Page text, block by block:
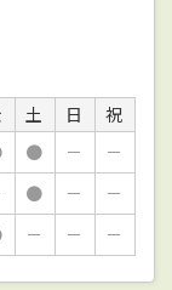
土 日
祝
● －
－
● －
－
－ － －